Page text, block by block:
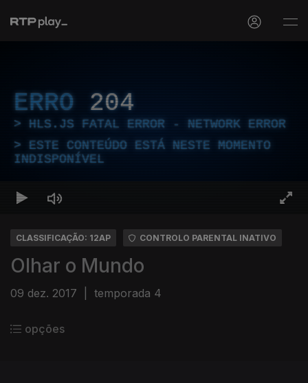
ERRO 204
HLS.JS FATAL ERROR - NETWORK ERROR
ESTE CONTEÚDO ESTÁ NESTE MOMENTO
INDISPONÍVEL
CLASSIFICAÇÃO: 12AP CONTROLO PARENTAL INATIVO
Olhar o Mundo
09 dez. 2017 temporada 4
opções